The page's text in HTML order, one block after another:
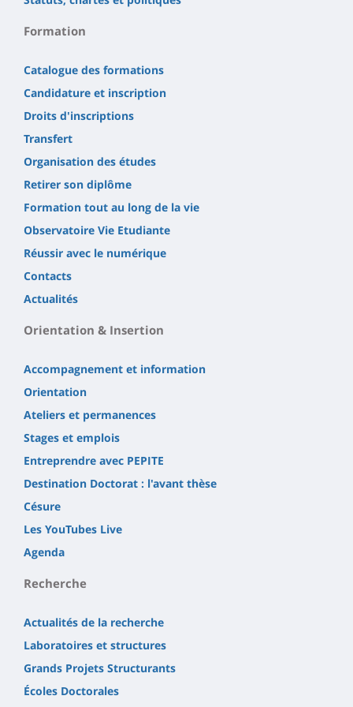
Formation
Catalogue des formations
Candidature et inscription
Droits d'inscriptions
Transfert
Organisation des études
Retirer son diplôme
Formation tout au long de la vie
Observatoire Vie Etudiante
Réussir avec le numérique
Contacts
Actualités
Orientation & Insertion
Accompagnement et information
Orientation
Ateliers et permanences
Stages et emplois
Entreprendre avec PEPITE
Destination Doctorat : l'avant thèse
Césure
Les YouTubes Live
Agenda
Recherche
Actualités de la recherche
Laboratoires et structures
Grands Projets Structurants
Écoles Doctorales